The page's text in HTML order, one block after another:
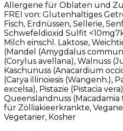
Allergene für Oblaten und
FREI von: Glutenhaltiges
Fisch, Erdnüssen, Sellerie,
Schwefeldioxid Sulfit
Milch einschl. Laktose,
(Mandel (Amygdalus
(Corylus avellana), Walnuss
Kaschunuss (Anacardium
(Carya illinoiesis (Wangenh.),
excelsa), Pistazie (Pistacia
Queenslandnuss
für Zölliakieerkrankte,
Vegetarier, Kosher